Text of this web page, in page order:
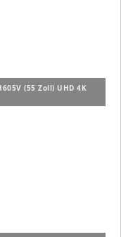
(55 Zoll) UHD 4K